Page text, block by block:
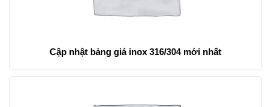
Cập nhật bảng giá inox 316/304 mới nhất